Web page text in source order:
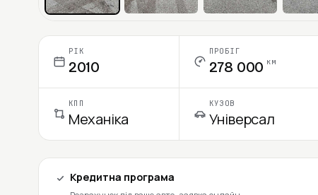
РІК
2010
ПРОБІГ
278 000 км
КПП
Механіка
КУЗОВ
Універсал
Кредитна програма